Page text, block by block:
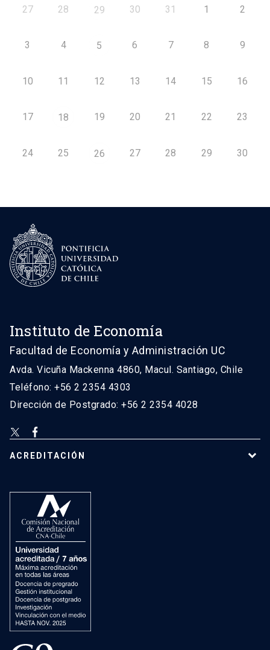
27 28 29 30 31 1 2
3 4 5 6 7 8 9
10 11 12 13 14 15 16
17 18 19 20 21 22 23
24 25 26 27 28 29 30
Instituto de Economía
Facultad de Economía y Administración UC
Avda. Vicuña Mackenna 4860, Macul. Santiago, Chile
Teléfono: +56 2 2354 4303
Dirección de Postgrado: +56 2 2354 4028
ACREDITACIÓN